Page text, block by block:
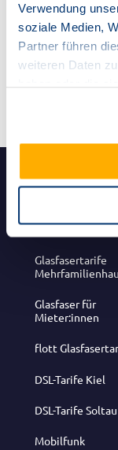
Verwendung
soziale Medien,
Partner führen
weiteren Daten
Dieses Formular ist
Produkte
Glasfasertarife
Glasfasertarife
Glasfaser für
Mieter:innen
flott
DSL-Tarife Kiel
DSL-Tarife Soltau
Mobilfunk